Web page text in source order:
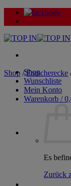
Zum
Inhalt
Shop
Wunschliste
Mein Konto
Warenkorb /
Es
Zurück
Shop / Forscherecke